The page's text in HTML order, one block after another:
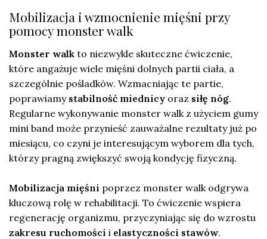
Mobilizacja i wzmocnienie mięśni przy
pomocy monster walk
Monster walk to niezwykle skuteczne ćwiczenie,
które angażuje wiele mięśni dolnych partii ciała, a
szczególnie pośladków. Wzmacniając te partie,
poprawiamy stabilność miednicy oraz siłę nóg.
Regularne wykonywanie monster walk z użyciem gumy
mini band może przynieść zauważalne rezultaty już po
miesiącu, co czyni je interesującym wyborem dla tych,
którzy pragną zwiększyć swoją kondycję fizyczną.
Mobilizacja mięśni poprzez monster walk odgrywa
kluczową rolę w rehabilitacji. To ćwiczenie wspiera
regenerację organizmu, przyczyniając się do wzrostu
zakresu ruchomości i elastyczności stawów.